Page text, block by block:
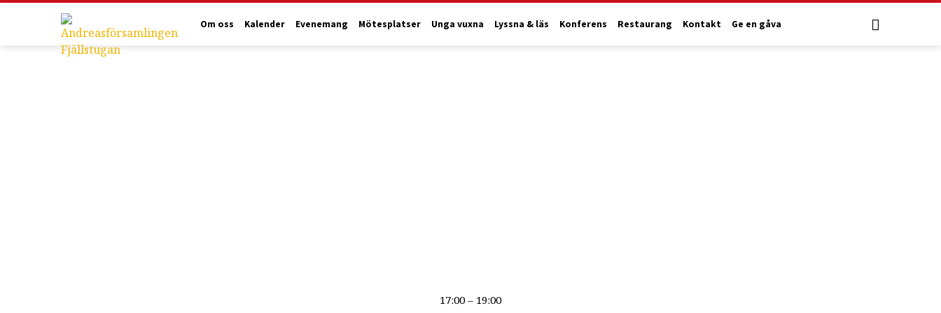
Om oss Kalender Evenemang Mötesplatser Unga vuxna Lyssna & läs Konferens Restaurang Kontakt Ge en gåva
17:00 – 19:00